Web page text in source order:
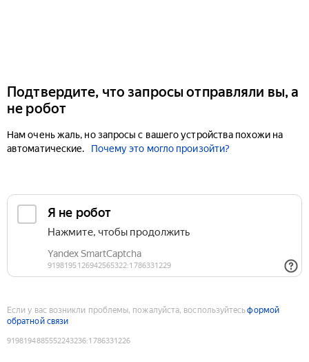
Подтвердите, что запросы отправляли вы, а
не робот
Нам очень жаль, но запросы с вашего устройства похожи на
автоматические.
Почему это могло произойти?
Если у вас возникли проблемы, пожалуйста, воспользуйтесьформой
обратной связи
9198194885552243236:1786331226